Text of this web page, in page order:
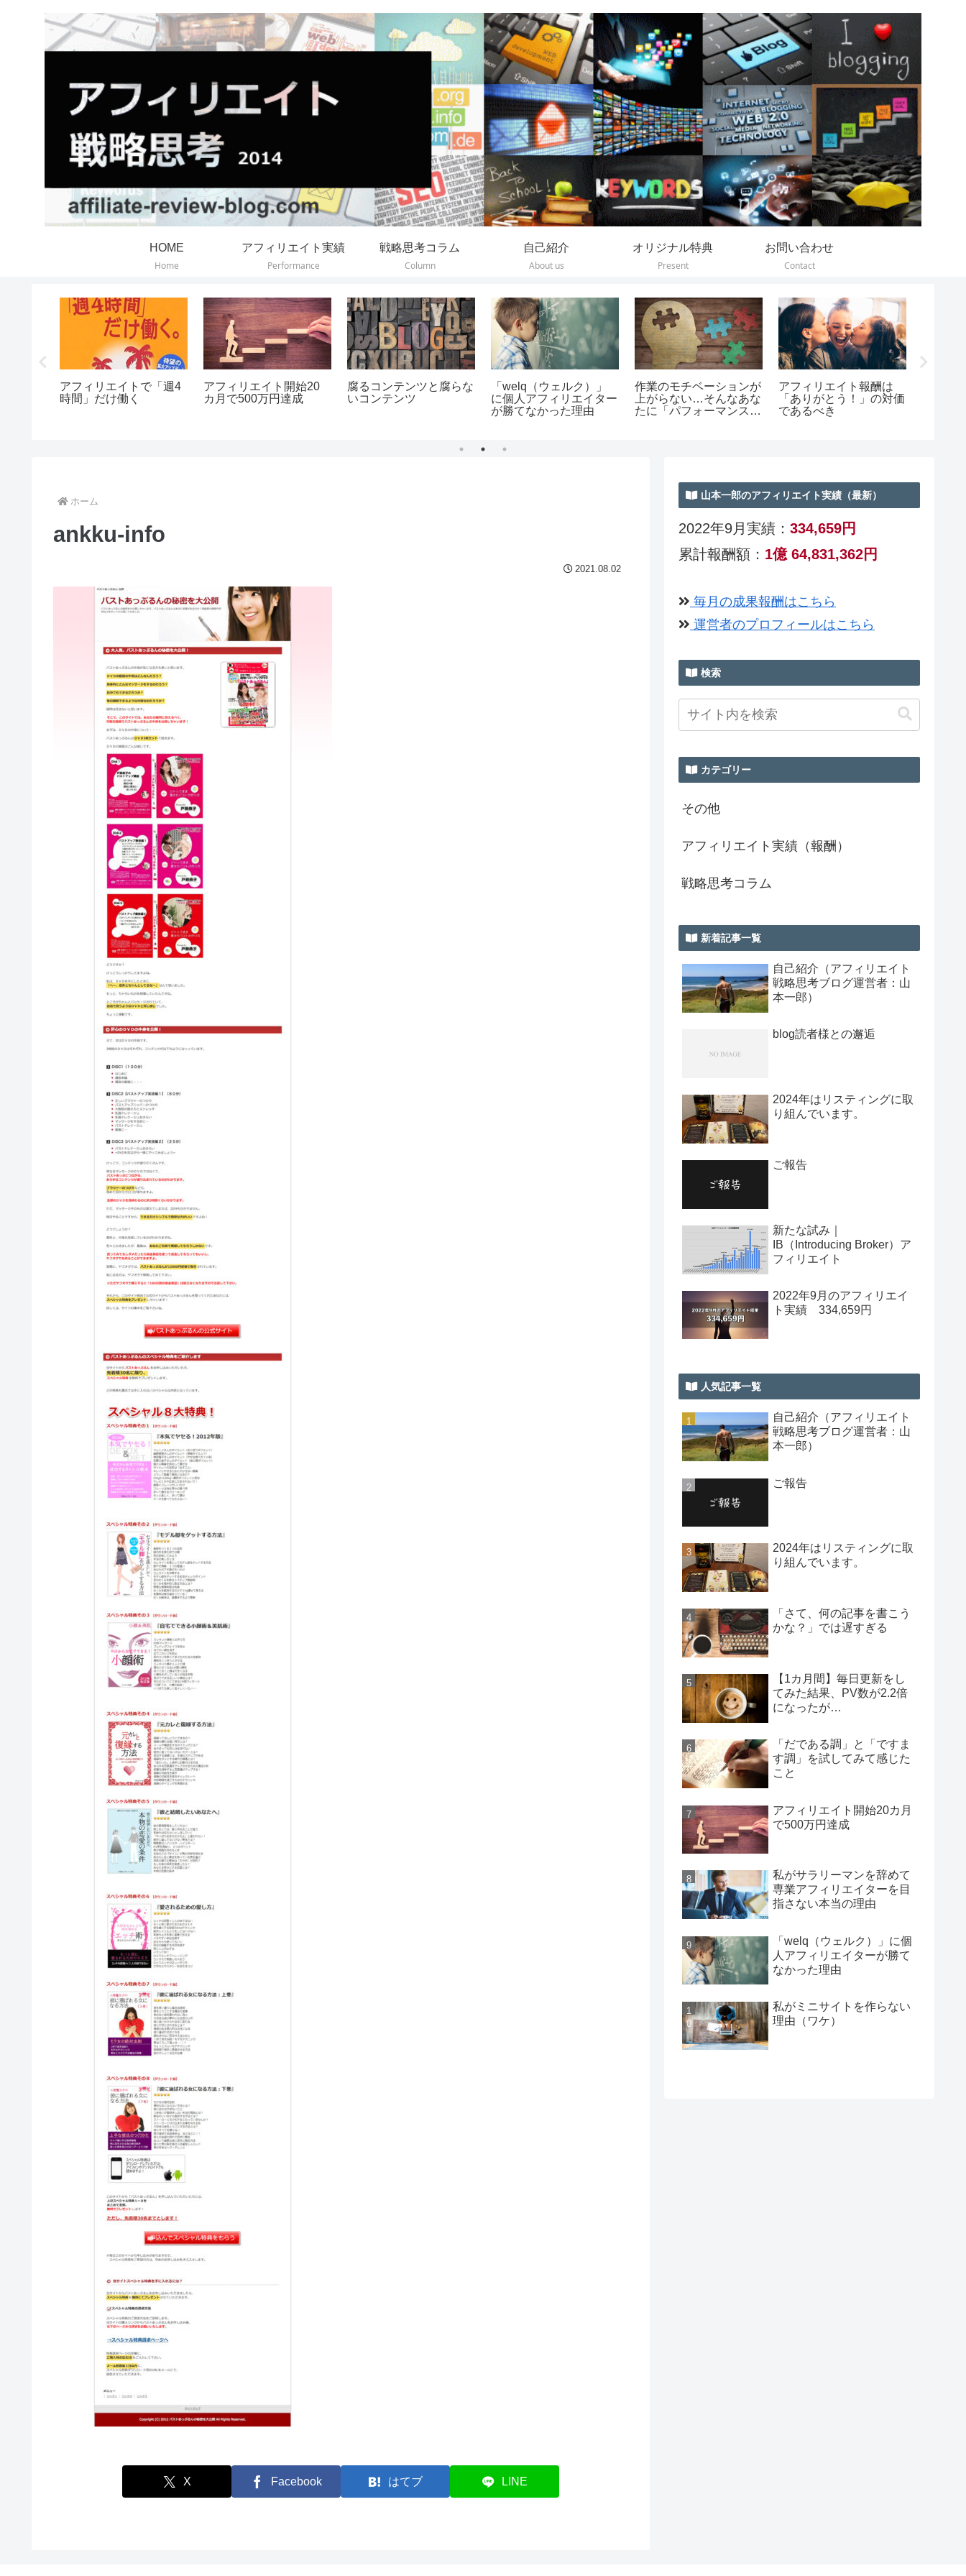
HOME
Home
アフィリエイト実績
Performance
戦略思考コラム
Column
自己紹介
About us
オリジナル特典
Present
お問い合わせ
Contact
アフィリエイトで「週4
時間」だけ働く
アフィリエイト開始20
カ月で500万円達成
腐るコンテンツと腐らな
いコンテンツ
「welq（ウェルク）」
に個人アフィリエイター
が勝てなかった理由
作業のモチベーションが
上がらない…そんなあな
たに「パフォーマンス・
アフィリエイト報酬は
「ありがとう！」の対価
であるべき
ホーム
ankku-info
2021.08.02
X Facebook はてブ LINE
山本一郎のアフィリエイト実績（最新）
2022年9月実績： 334,659円
累計報酬額： 1億 64,831,362円
毎月の成果報酬はこちら
運営者のプロフィールはこちら
検索
カテゴリー
その他
アフィリエイト実績（報酬）
戦略思考コラム
新着記事一覧
自己紹介（アフィリエイト
戦略思考ブログ運営者：山
本一郎）
blog読者様との邂逅
2024年はリスティングに取
り組んでいます。
ご報告
新たな試み｜
IB（Introducing Broker）ア
フィリエイト
2022年9月のアフィリエイ
ト実績 334,659円
人気記事一覧
自己紹介（アフィリエイト
戦略思考ブログ運営者：山
本一郎）
ご報告
2024年はリスティングに取
り組んでいます。
「さて、何の記事を書こう
かな？」では遅すぎる
【1カ月間】毎日更新をし
てみた結果、PV数が2.2倍
になったが…
「だである調」と「ですま
す調」を試してみて感じた
こと
アフィリエイト開始20カ月
で500万円達成
私がサラリーマンを辞めて
専業アフィリエイターを目
指さない本当の理由
「welq（ウェルク）」に個
人アフィリエイターが勝て
なかった理由
私がミニサイトを作らない
理由（ワケ）